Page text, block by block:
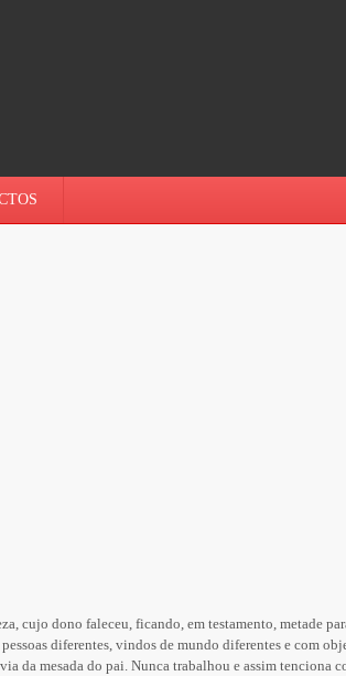
cujo dono faleceu, ficando, em testamento, metade
diferentes, vindos de mundo diferentes e com
da mesada do pai. Nunca trabalhou e assim tenciona